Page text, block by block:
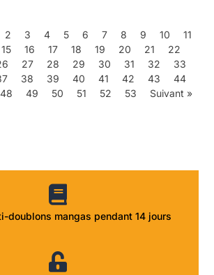
2 3 4 5 6 7 8 9 10
11
15 16 17 18 19 20 21
22
27 28 29 30 31 32
33
38 39 40 41 42 43
44
48 49 50 51 52 53 Suivant »
doublons mangas pendant 14 jours